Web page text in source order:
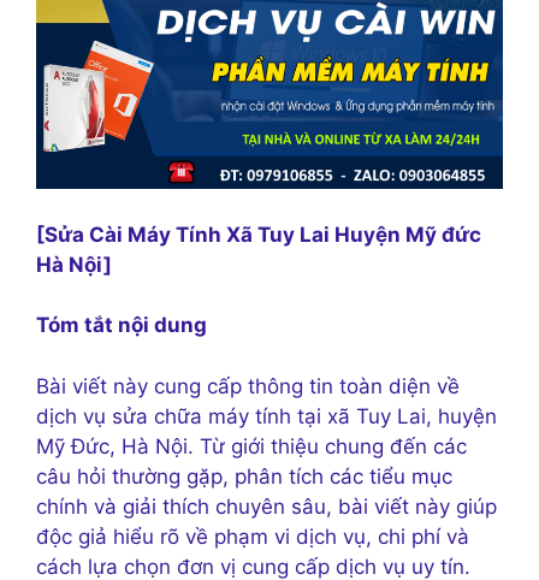
[Sửa Cài Máy Tính Xã Tuy Lai Huyện Mỹ đức
Hà Nội]
Tóm tắt nội dung
Bài viết này cung cấp thông tin toàn diện về
dịch vụ sửa chữa máy tính tại xã Tuy Lai, huyện
Mỹ Đức, Hà Nội. Từ giới thiệu chung đến các
câu hỏi thường gặp, phân tích các tiểu mục
chính và giải thích chuyên sâu, bài viết này giúp
độc giả hiểu rõ về phạm vi dịch vụ, chi phí và
cách lựa chọn đơn vị cung cấp dịch vụ uy tín.